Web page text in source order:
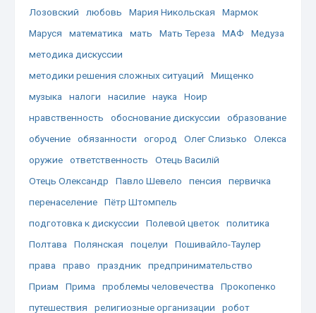
Лозовский
любовь Мария Никольская
Мармок
Маруся
математика мать Мать Тереза МАФ
Медуза
методика дискуссии
методики решения сложных ситуаций
Мищенко
музыка
налоги насилие наука
Ноир
нравственность
обоснование дискуссии
образование
обучение
обязанности огород Олег Слизько
Олекса
оружие
ответственность
Отець Василій
Отець Олександр
Павло Шевело пенсия
первичка
перенаселение
Пётр Штомпель
подготовка к дискуссии
Полевой цветок
политика
Полтава
Полянская поцелуи
Пошивайло-Таулер
права
право праздник
предпринимательство
Приам
Прима проблемы человечества
Прокопенко
путешествия
религиозные организации
робот